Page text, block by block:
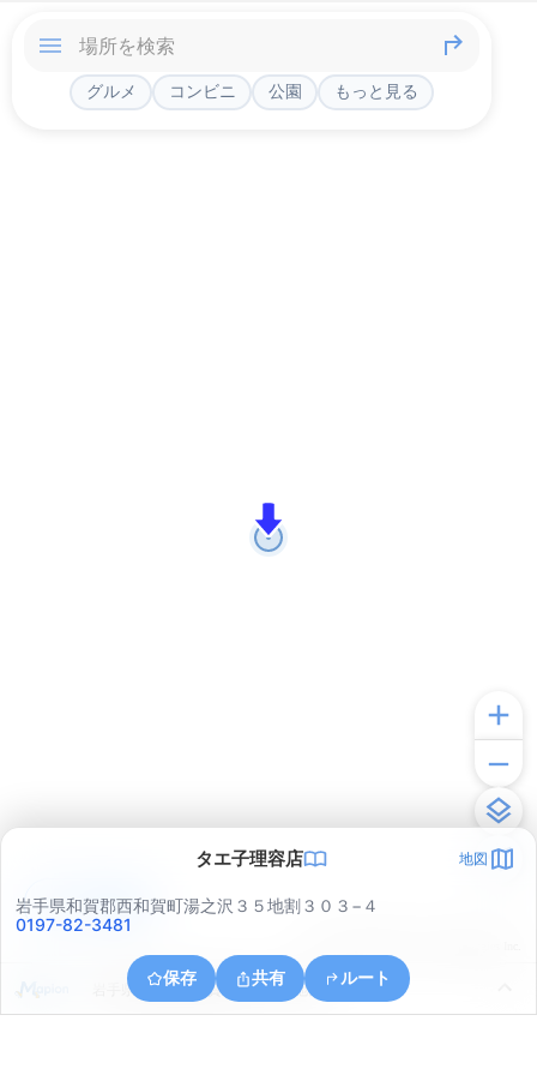
グルメ コンビニ 公園 もっと見る
タエ子理容店 地図
岩手県和賀郡西和賀町湯之沢３５地割３０３−４
0197-82-3481
保存 共有 ルート
岩手県和賀郡西和賀町大沓３６地割
アプリで見る